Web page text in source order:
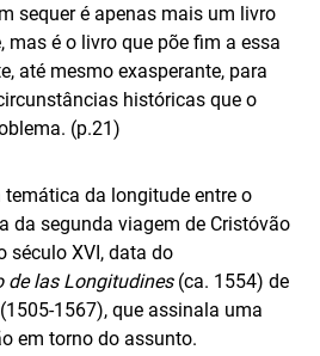
sequer é apenas mais um livro
mas é o livro que põe fim a essa
até mesmo exasperante, para
históricas que o
(p.21)
temática da longitude entre o
da segunda viagem de Cristóvão
século XVI, data do
de las Longitudines(ca. 1554) de
1567), que assinala uma
em torno do assunto.